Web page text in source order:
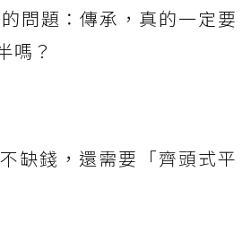
問題：傳承，真的一定要
嗎？
缺錢，還需要「齊頭式平